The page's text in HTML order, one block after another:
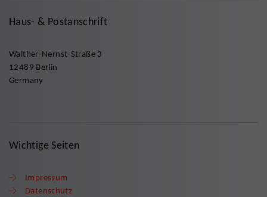
Haus- & Postanschrift
Walther-Nernst-Straße 3
12489 Berlin
Germany
Wichtige Seiten
Impressum
Datenschutz